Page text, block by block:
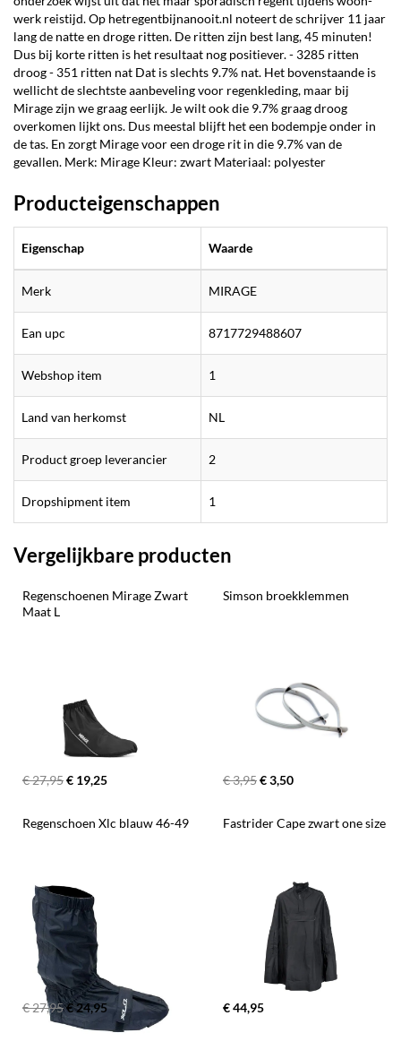
werk reistijd. Op hetregentbijnanooit.nl noteert de schrijver 11 jaar
lang de natte en droge ritten. De ritten zijn best lang, 45 minuten!
Dus bij korte ritten is het resultaat nog positiever. - 3285 ritten
droog - 351 ritten nat Dat is slechts 9.7% nat. Het bovenstaande is
wellicht de slechtste aanbeveling voor regenkleding, maar bij
Mirage zijn we graag eerlijk. Je wilt ook die 9.7% graag droog
overkomen lijkt ons. Dus meestal blijft het een bodempje onder in
de tas. En zorgt Mirage voor een droge rit in die 9.7% van de
gevallen. Merk: Mirage Kleur: zwart Materiaal: polyester
Producteigenschappen
Eigenschap Waarde
Merk MIRAGE
Ean upc 8717729488607
Webshop item 1
Land van herkomst NL
Product groep leverancier 2
Dropshipment item 1
Vergelijkbare producten
Regenschoenen Mirage Zwart
Maat L
€ 27,95€ 19,25
Simson broekklemmen
€ 3,95€ 3,50
Regenschoen Xlc blauw 46-49
€ 27,95€ 24,95
Fastrider Cape zwart one size
€ 44,95